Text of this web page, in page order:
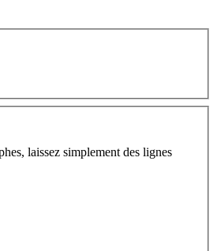
laissez simplement des lignes